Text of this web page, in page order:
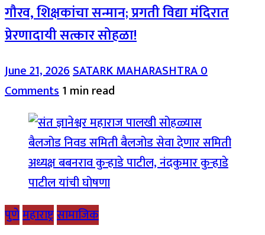
गौरव, शिक्षकांचा सन्मान; प्रगती विद्या मंदिरात
प्रेरणादायी सत्कार सोहळा!
June 21, 2026SATARK MAHARASHTRA0
Comments1 min read
पुणेमहाराष्ट्रसामाजिक